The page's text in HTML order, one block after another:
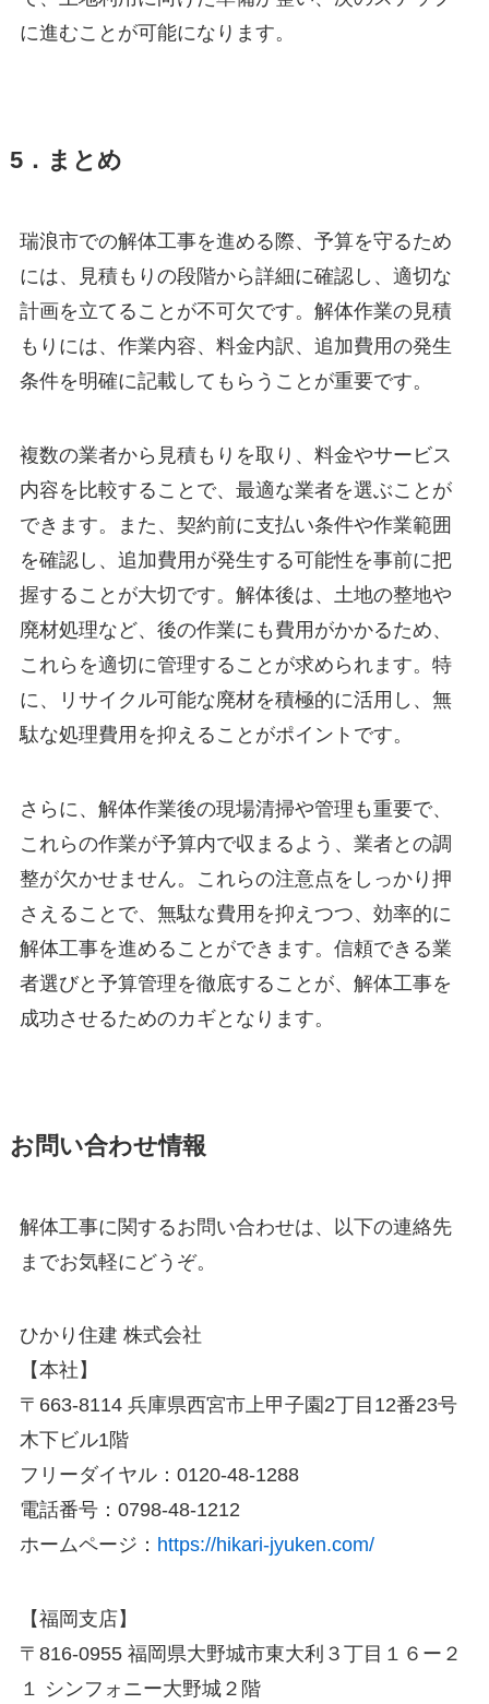
に進むことが可能になります。
5．まとめ
瑞浪市での解体工事を進める際、予算を守るため
には、見積もりの段階から詳細に確認し、適切な
計画を立てることが不可欠です。解体作業の見積
もりには、作業内容、料金内訳、追加費用の発生
条件を明確に記載してもらうことが重要です。
複数の業者から見積もりを取り、料金やサービス
内容を比較することで、最適な業者を選ぶことが
できます。また、契約前に支払い条件や作業範囲
を確認し、追加費用が発生する可能性を事前に把
握することが大切です。解体後は、土地の整地や
廃材処理など、後の作業にも費用がかかるため、
これらを適切に管理することが求められます。特
に、リサイクル可能な廃材を積極的に活用し、無
駄な処理費用を抑えることがポイントです。
さらに、解体作業後の現場清掃や管理も重要で、
これらの作業が予算内で収まるよう、業者との調
整が欠かせません。これらの注意点をしっかり押
さえることで、無駄な費用を抑えつつ、効率的に
解体工事を進めることができます。信頼できる業
者選びと予算管理を徹底することが、解体工事を
成功させるためのカギとなります。
お問い合わせ情報
解体工事に関するお問い合わせは、以下の連絡先
までお気軽にどうぞ。
ひかり住建 株式会社
【本社】
〒663-8114 兵庫県西宮市上甲子園2丁目12番23号
木下ビル1階
フリーダイヤル：0120-48-1288
電話番号：0798-48-1212
ホームページ： https://hikari-jyuken.com/
【福岡支店】
〒816-0955 福岡県大野城市東大利３丁目１６ー２
１ シンフォニー大野城２階